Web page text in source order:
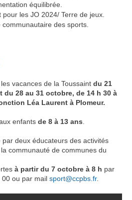
équilibrée.
les JO 2024/ Terre de jeux.
des sports.
vacances de la Toussaint du 21
28 au 31 octobre, de 14 h 30 à
Léa Laurent à Plomeur.
enfants de 8 à 13 ans
par deux éducateurs des activités
communauté de communes du
à partir du 7 octobre à 8 h par
ou par mail sport@ccpbs.fr.